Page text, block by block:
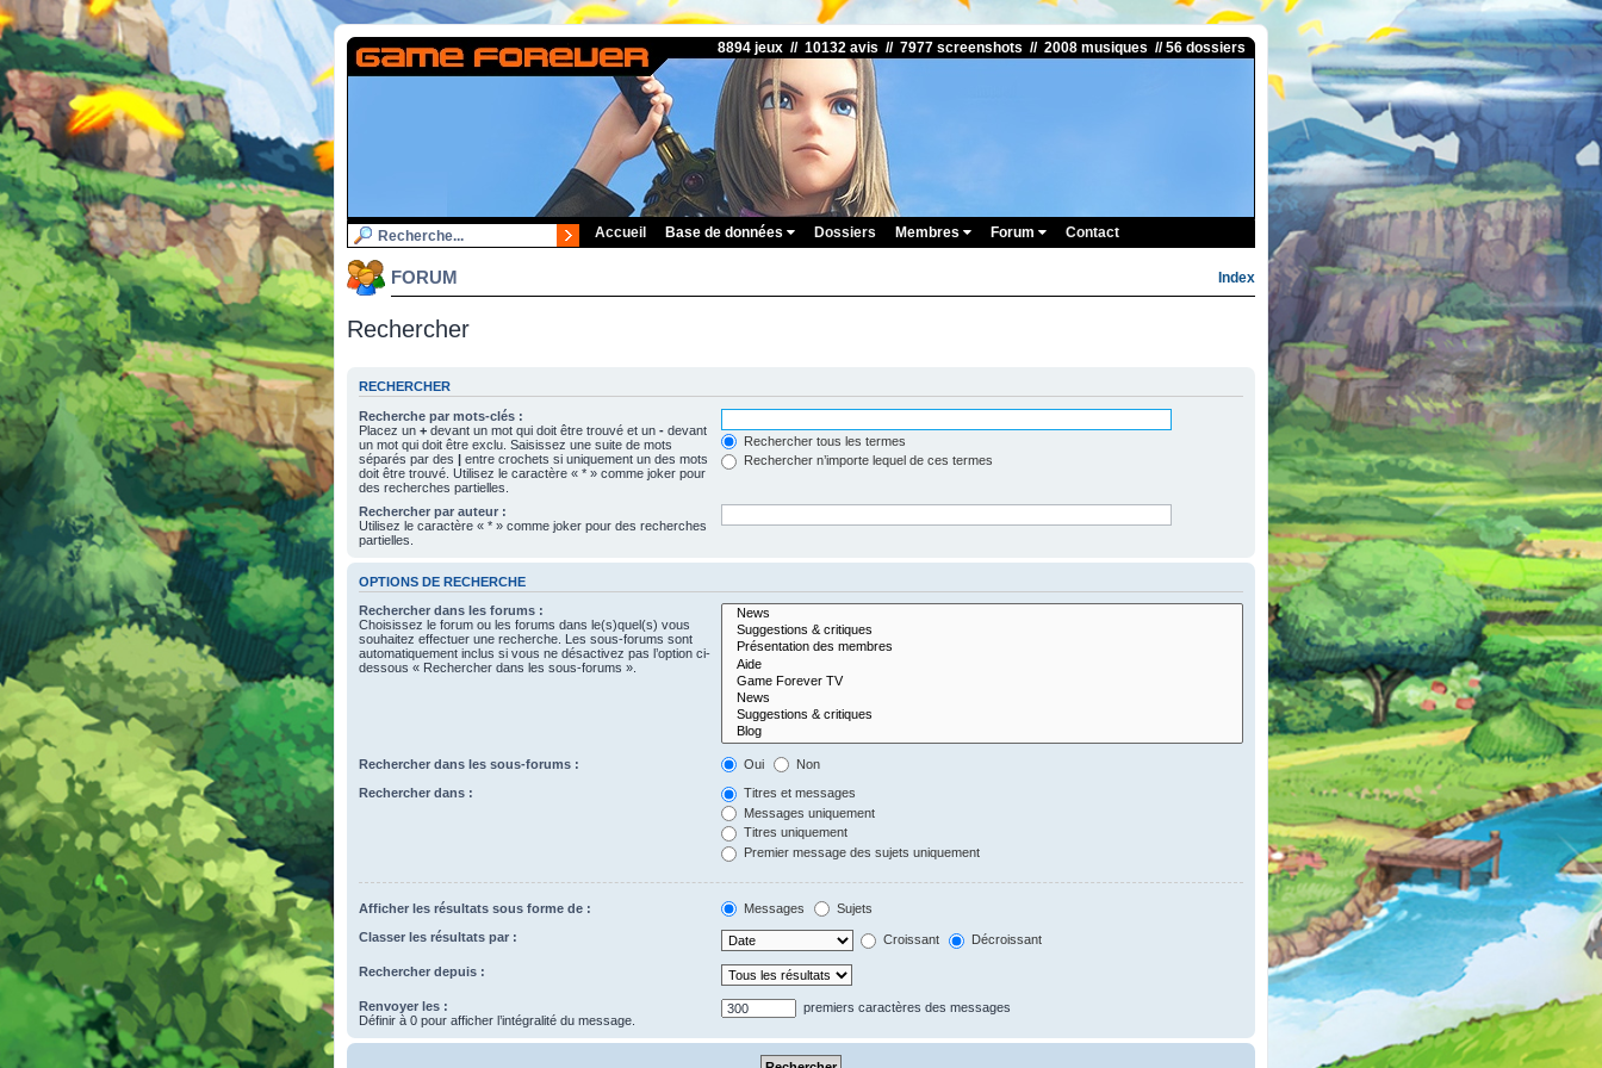
8894 jeux // 10132 avis // 7977 screenshots // 2008 musiques // 56 dossiers
Accueil Base de données Dossiers Membres Forum Contact
FORUM Index
Rechercher
RECHERCHER
Recherche par mots-clés :
Placez un + devant un mot qui doit être trouvé et un - devant
un mot qui doit être exclu. Saisissez une suite de mots
séparés par des | entre crochets si uniquement un des mots
doit être trouvé. Utilisez le caractère « * » comme joker pour
des recherches partielles.
Rechercher tous les termes
Rechercher n’importe lequel de ces termes
Rechercher par auteur :
Utilisez le caractère « * » comme joker pour des recherches
partielles.
OPTIONS DE RECHERCHE
Rechercher dans les forums :
Choisissez le forum ou les forums dans le(s)quel(s) vous
souhaitez effectuer une recherche. Les sous-forums sont
automatiquement inclus si vous ne désactivez pas l’option ci-
dessous « Rechercher dans les sous-forums ».
Rechercher dans les sous-forums : Oui Non
Rechercher dans :
Titres et messages
Messages uniquement
Titres uniquement
Premier message des sujets uniquement
Afficher les résultats sous forme de : Messages Sujets
Classer les résultats par : Croissant Décroissant
Rechercher depuis :
Renvoyer les :
Définir à 0 pour afficher l’intégralité du message.
premiers caractères des messages